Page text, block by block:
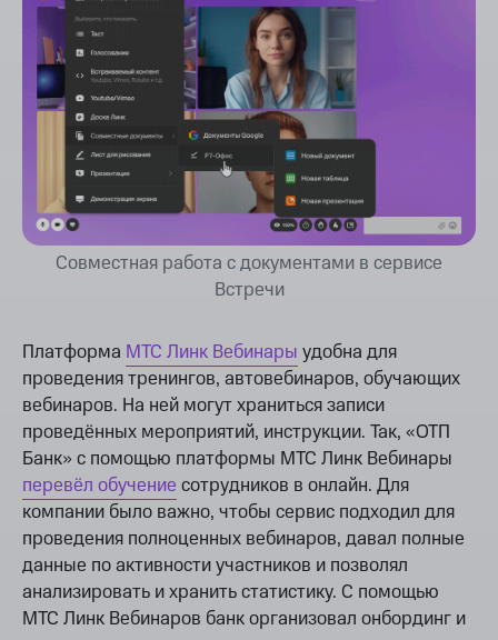
Совместная работа с документами в сервисе
Встречи
Платформа МТС Линк Вебинары удобна для
проведения тренингов, автовебинаров, обучающих
вебинаров. На ней могут храниться записи
проведённых мероприятий, инструкции. Так, «ОТП
Банк» с помощью платформы МТС Линк Вебинары
перевёл обучение сотрудников в онлайн. Для
компании было важно, чтобы сервис подходил для
проведения полноценных вебинаров, давал полные
данные по активности участников и позволял
анализировать и хранить статистику. С помощью
МТС Линк Вебинаров банк организовал онбординг и